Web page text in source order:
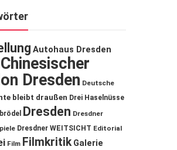
Autohaus Dresden
Chinesischer
Dresden Deutsche
bleibt draußen Drei Haselnüsse
Dresden Dresdner
Dresdner WEITSICHT Editorial
Film Filmkritik Galerie